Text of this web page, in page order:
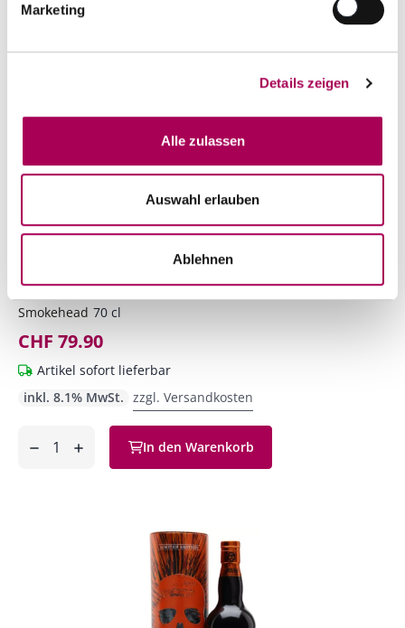
Marketing
Details zeigen
Alle zulassen
Auswahl erlauben
Ablehnen
Smokehead High Voltage Islay Single Malt Scotch
Whisky
Smokehead 70 cl
CHF 79.90
Artikel sofort lieferbar
inkl. 8.1% MwSt. zzgl. Versandkosten
In den Warenkorb